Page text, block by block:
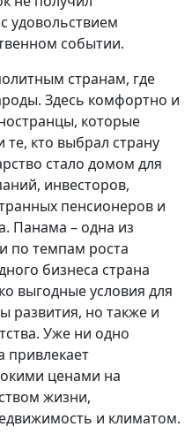
удовольствием
событии.
странам, где
Здесь комфортно и
которые
кто выбрал страну
стало домом для
инвесторов,
пенсионеров и
Панама – одна из
по темпам роста
бизнеса страна
выгодные условия для
развития, но также и
Уже ни одно
привлекает
ценами на
жизни,
и климатом.